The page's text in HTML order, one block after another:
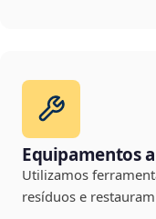
Equipamentos
Utilizamos
resíduos e